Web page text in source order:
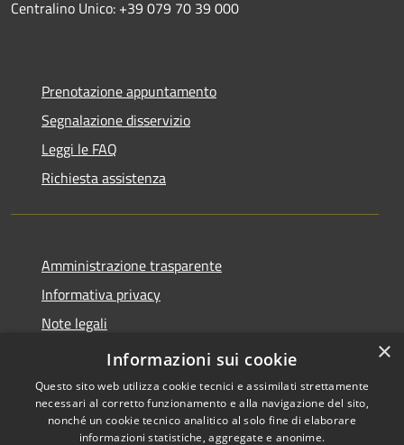
Centralino Unico: +39 079 70 39 000
Prenotazione appuntamento
Segnalazione disservizio
Leggi le FAQ
Richiesta assistenza
Amministrazione trasparente
Informativa privacy
Note legali
Dichiarazione di accessibilità
×
Informazioni sui cookie
Questo sito web utilizza cookie tecnici e assimilati strettamente
necessari al corretto funzionamento e alla navigazione del sito,
nonché un cookie tecnico analitico al solo fine di elaborare
informazioni statistiche, aggregate e anonime.